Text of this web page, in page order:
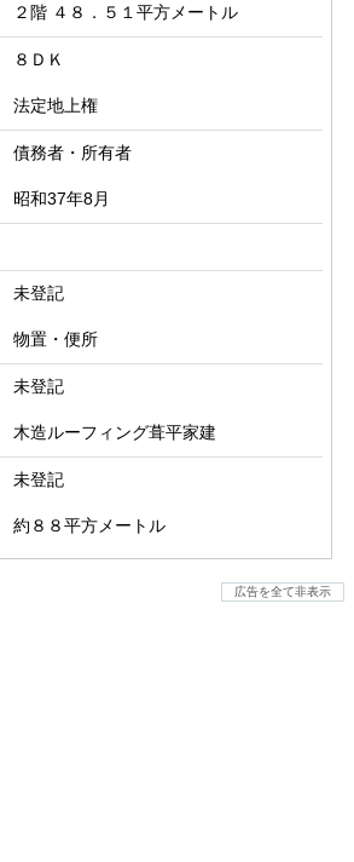
２階 ４８．５１平方メートル
８ＤＫ
法定地上権
債務者・所有者
昭和37年8月
未登記
物置・便所
未登記
木造ルーフィング葺平家建
未登記
約８８平方メートル
広告を全て非表示